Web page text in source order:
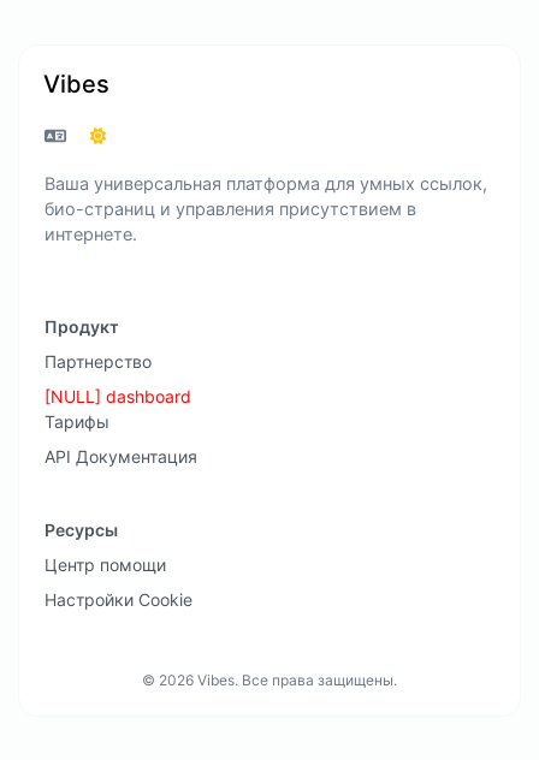
Vibes
Ваша универсальная платформа для умных ссылок,
био-страниц и управления присутствием в
интернете.
Продукт
Партнерство
[NULL] dashboard
Тарифы
API Документация
Ресурсы
Центр помощи
Настройки Cookie
© 2026 Vibes. Все права защищены.